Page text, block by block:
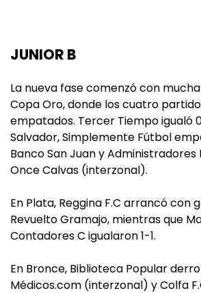
JUNIOR B
La nueva fase comenzó con
Copa Oro, donde los cuatro
empatados. Tercer Tiempo igualó
Salvador, Simplemente Fútbol
Banco San Juan y Administradores
Once Calvas (interzonal).
En Plata, Reggina F.C arrancó con
Revuelto Gramajo, mientras que
Contadores C igualaron 1-1.
En Bronce, Biblioteca Popular
Médicos.com (interzonal) y Colfa